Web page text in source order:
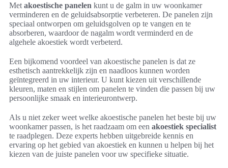
Met akoestische panelen kunt u de galm in uw woonkamer
verminderen en de geluidsabsorptie verbeteren. De panelen zijn
speciaal ontworpen om geluidsgolven op te vangen en te
absorberen, waardoor de nagalm wordt verminderd en de
algehele akoestiek wordt verbeterd.
Een bijkomend voordeel van akoestische panelen is dat ze
esthetisch aantrekkelijk zijn en naadloos kunnen worden
geïntegreerd in uw interieur. U kunt kiezen uit verschillende
kleuren, maten en stijlen om panelen te vinden die passen bij uw
persoonlijke smaak en interieurontwerp.
Als u niet zeker weet welke akoestische panelen het beste bij uw
woonkamer passen, is het raadzaam om een akoestiek specialist
te raadplegen. Deze experts hebben uitgebreide kennis en
ervaring op het gebied van akoestiek en kunnen u helpen bij het
kiezen van de juiste panelen voor uw specifieke situatie.